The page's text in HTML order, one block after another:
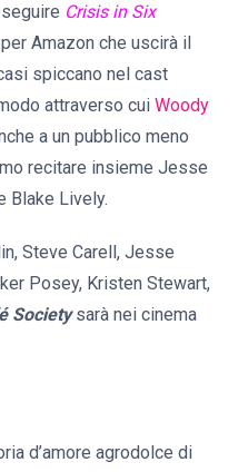
Crisis in Six
Amazon che uscirà il
spiccano nel cast
attraverso cui Woody
a un pubblico meno
recitare insieme Jesse
Blake Lively.
Steve Carell, Jesse
Posey, Kristen Stewart,
Society sarà nei cinema
d’amore agrodolce di